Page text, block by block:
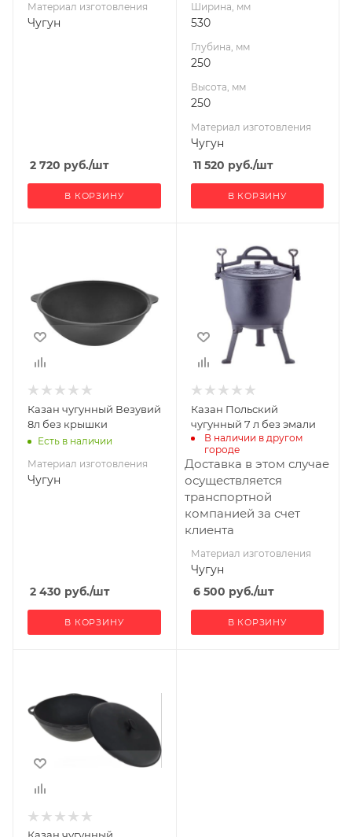
Материал изготовления
Чугун
2 720 руб./шт
В КОРЗИНУ
Ширина, мм
530
Глубина, мм
250
Высота, мм
250
Материал изготовления
Чугун
11 520 руб./шт
В КОРЗИНУ
Казан чугунный Везувий
8л без крышки
Есть в наличии
Материал изготовления
Чугун
2 430 руб./шт
В КОРЗИНУ
изготовления
Чугун
Казан Польский
чугунный 7 л без эмали
В наличии в другом
городе
Доставка в этом случае
осуществляется
транспортной
компанией за счет
клиента
Материал изготовления
Чугун
6 500 руб./шт
В КОРЗИНУ
Чугун